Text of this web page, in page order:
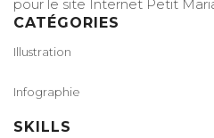
pour le site Internet Petit
CATÉGORIES
Illustration
Infographie
SKILLS